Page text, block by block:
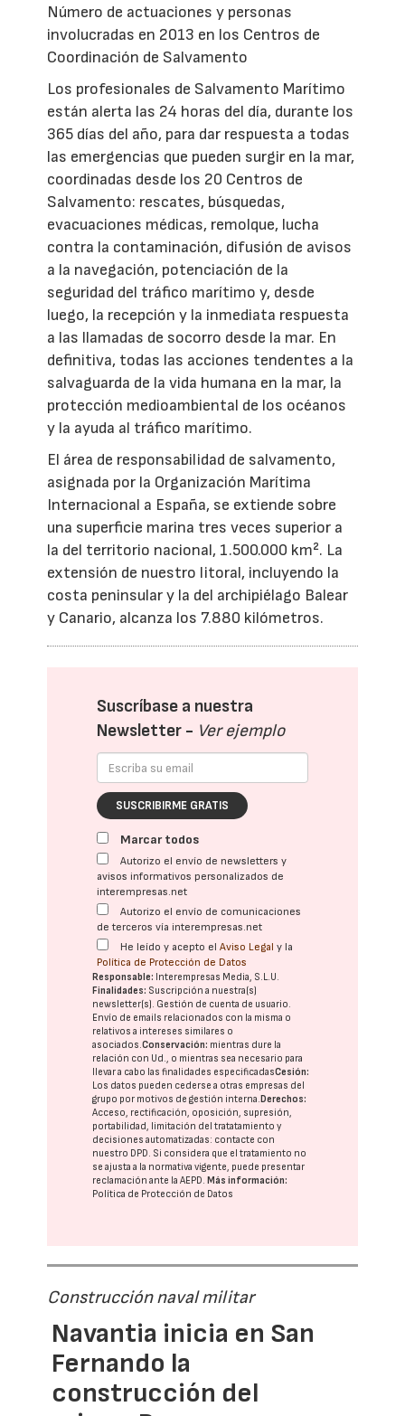
Número de actuaciones y personas
involucradas en 2013 en los Centros de
Coordinación de Salvamento
Los profesionales de Salvamento Marítimo
están alerta las 24 horas del día, durante los
365 días del año, para dar respuesta a todas
las emergencias que pueden surgir en la mar,
coordinadas desde los 20 Centros de
Salvamento: rescates, búsquedas,
evacuaciones médicas, remolque, lucha
contra la contaminación, difusión de avisos
a la navegación, potenciación de la
seguridad del tráfico marítimo y, desde
luego, la recepción y la inmediata respuesta
a las llamadas de socorro desde la mar. En
definitiva, todas las acciones tendentes a la
salvaguarda de la vida humana en la mar, la
protección medioambiental de los océanos
y la ayuda al tráfico marítimo.
El área de responsabilidad de salvamento,
asignada por la Organización Marítima
Internacional a España, se extiende sobre
una superficie marina tres veces superior a
la del territorio nacional, 1.500.000 km². La
extensión de nuestro litoral, incluyendo la
costa peninsular y la del archipiélago Balear
y Canario, alcanza los 7.880 kilómetros.
Suscríbase a nuestra
Newsletter - Ver ejemplo
SUSCRIBIRME GRATIS
Marcar todos
Autorizo el envío de newsletters y
avisos informativos personalizados de
interempresas.net
Autorizo el envío de comunicaciones
de terceros vía interempresas.net
He leído y acepto elAviso Legal y la
Política de Protección de Datos
Responsable: Interempresas Media, S.L.U.
Finalidades: Suscripción a nuestra(s)
newsletter(s). Gestión de cuenta de usuario.
Envío de emails relacionados con la misma o
relativos a intereses similares o
asociados.Conservación: mientras dure la
relación con Ud., o mientras sea necesario para
llevar a cabo las finalidades especificadasCesión:
Los datos pueden cederse a otras empresas del
grupo por motivos de gestión interna. Derechos:
Acceso, rectificación, oposición, supresión,
portabilidad, limitación del tratatamiento y
decisiones automatizadas: contacte con
nuestro DPD. Si considera que el tratamiento no
se ajusta a la normativa vigente, puede presentar
reclamación ante laAEPD. Más información:
Política de Protección de Datos
Construcción naval militar
Navantia inicia en San
Fernando la
construcción del